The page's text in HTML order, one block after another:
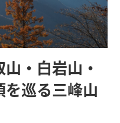
・白岩山・
巡る三峰山